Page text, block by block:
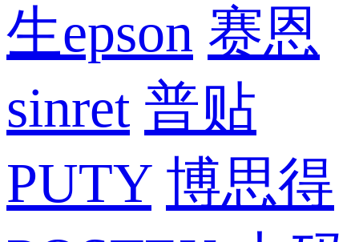
生epson 赛恩
sinret 普贴
PUTY 博思得